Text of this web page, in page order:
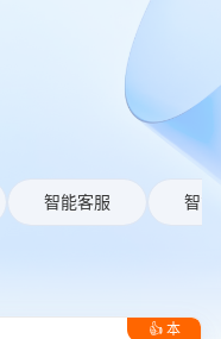
智能客服 智能
👍 本